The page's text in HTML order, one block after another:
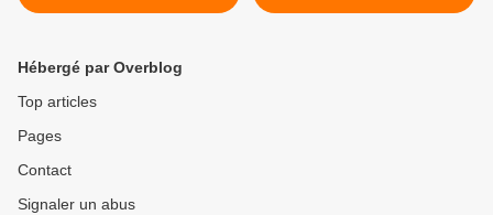
amoureux pour Mia
Hébergé par Overblog
Top articles
Pages
Contact
Signaler un abus